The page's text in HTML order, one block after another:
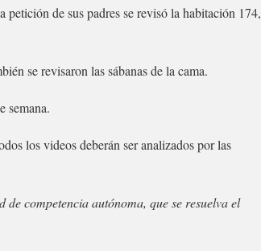
de sus padres se revisó la habitación 174,
se revisaron las sábanas de la cama.
semana.
los videos deberán ser analizados por las
competencia autónoma, que se resuelva el